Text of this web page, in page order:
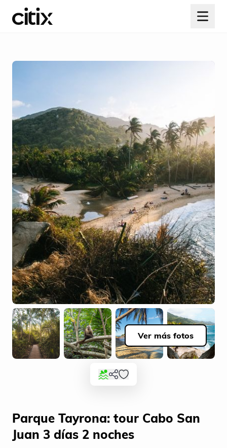
Ver más fotos
Parque Tayrona: tour Cabo San
Juan 3 días 2 noches